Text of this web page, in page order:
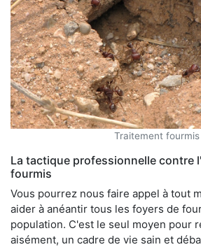
Traitement fourmis
La tactique professionnelle contre
fourmis
Vous pourrez nous faire appel à tout
aider à anéantir tous les foyers de
population. C'est le seul moyen pour
aisément, un cadre de vie sain et